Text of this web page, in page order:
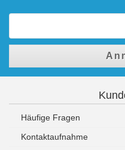
Häufige Fragen
Kontaktaufnahme